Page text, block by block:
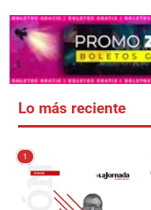
Lo más reciente
1